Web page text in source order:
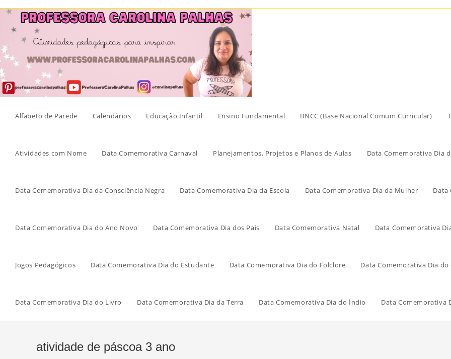
Skip
content
Alfabeto de Parede Calendários Educação Infantil Ensino Fundamental BNCC (Base Nacional Comum Curricular)
Atividades com Nome Data Comemorativa Carnaval Planejamentos, Projetos e Planos de Aulas Data Comemorativa Dia
Data Comemorativa Dia da Consciência Negra Data Comemorativa Dia da Escola Data Comemorativa Dia da Mulher Data
Data Comemorativa Dia do Ano Novo Data Comemorativa Dia dos Pais Data Comemorativa Natal Data Comemorativa
Jogos Pedagógicos Data Comemorativa Dia do Estudante Data Comemorativa Dia do Folclore Data Comemorativa Dia do
Data Comemorativa Dia do Livro Data Comemorativa Dia da Terra Data Comemorativa Dia do Índio Data Comemorativa
atividade de páscoa 3 ano